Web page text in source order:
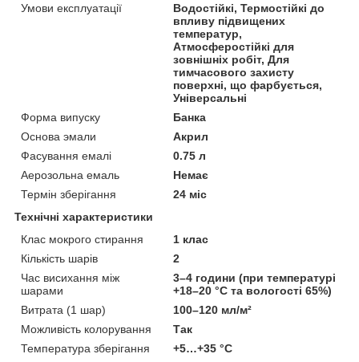
Умови експлуатації
Водостійкі, Термостійкі до
впливу підвищених
температур,
Атмосферостійкі для
зовнішніх робіт, Для
тимчасового захисту
поверхні, що фарбується,
Універсальні
Форма випуску
Банка
Основа эмали
Акрил
Фасування емалі
0.75 л
Аерозольна емаль
Немає
Термін зберігання
24 міс
Технічні характеристики
Клас мокрого стирання
1 клас
Кількість шарів
2
Час висихання між
шарами
3–4 години (при температурі
+18–20 °C та вологості 65%)
Витрата (1 шар)
100–120 мл/м²
Можливість колорування
Так
Температура зберігання
+5…+35 °C